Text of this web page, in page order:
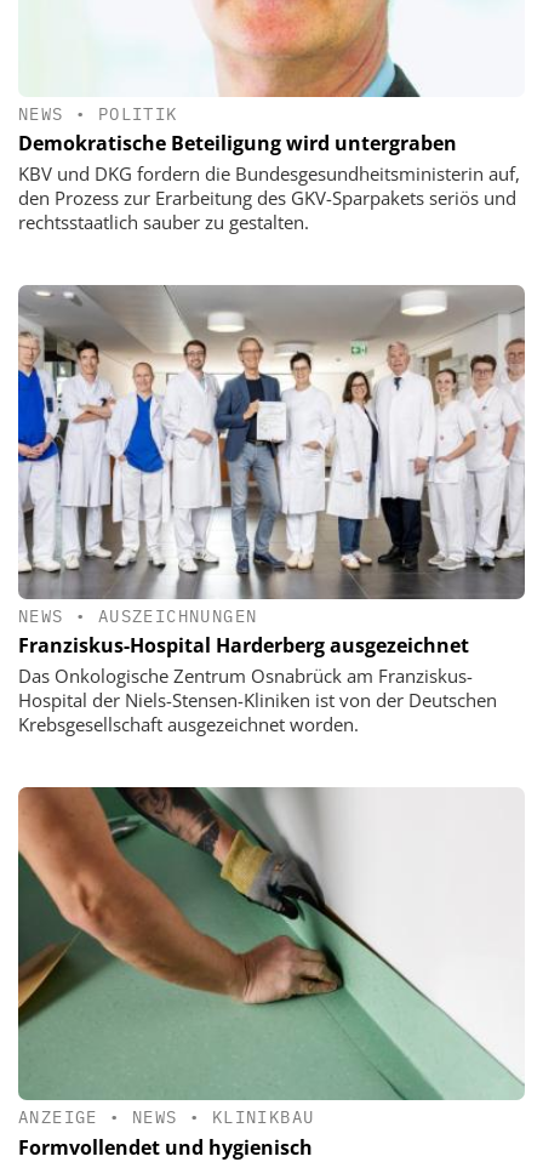
NEWS • POLITIK
Demokratische Beteiligung wird untergraben
KBV und DKG fordern die Bundesgesundheitsministerin auf,
den Prozess zur Erarbeitung des GKV-Sparpakets seriös und
rechtsstaatlich sauber zu gestalten.
NEWS • AUSZEICHNUNGEN
Franziskus-Hospital Harderberg ausgezeichnet
Das Onkologische Zentrum Osnabrück am Franziskus-
Hospital der Niels-Stensen-Kliniken ist von der Deutschen
Krebsgesellschaft ausgezeichnet worden.
ANZEIGE • NEWS • KLINIKBAU
Formvollendet und hygienisch